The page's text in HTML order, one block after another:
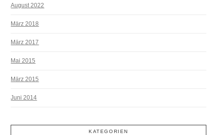
August 2022
März 2018
März 2017
Mai 2015
März 2015
Juni 2014
KATEGORIEN